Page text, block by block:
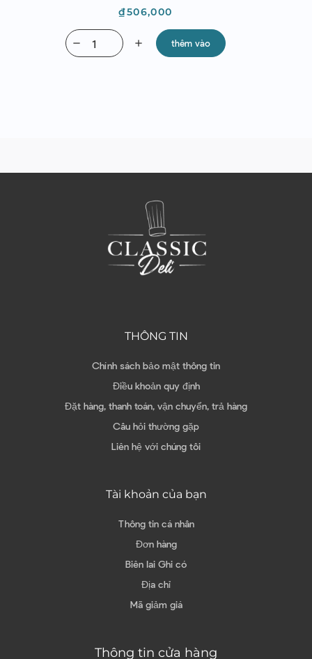
Giá
₫506,000
add
remove thêm vào
THÔNG TIN
Chính sách bảo mật thông tin
Điều khoản quy định
Đặt hàng, thanh toán, vận chuyển, trả hàng
Câu hỏi thường gặp
Liên hệ với chúng tôi
Tài khoản của bạn
Thông tin cá nhân
Đơn hàng
Biên lai Ghi có
Địa chỉ
Mã giảm giá
Thông tin cửa hàng